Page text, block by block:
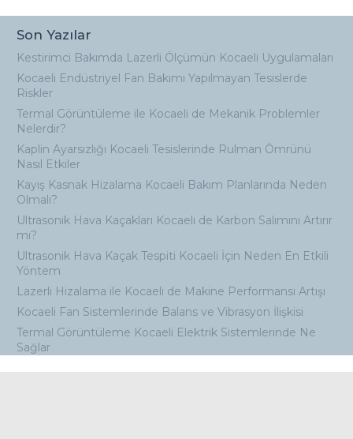
Son Yazılar
Kestirimci Bakımda Lazerli Ölçümün Kocaeli Uygulamaları
Kocaeli Endüstriyel Fan Bakımı Yapılmayan Tesislerde
Riskler
Termal Görüntüleme ile Kocaeli de Mekanik Problemler
Nelerdir?
Kaplin Ayarsızlığı Kocaeli Tesislerinde Rulman Ömrünü
Nasıl Etkiler
Kayış Kasnak Hizalama Kocaeli Bakım Planlarında Neden
Olmalı?
Ultrasonik Hava Kaçakları Kocaeli de Karbon Salımını Artırır
mı?
Ultrasonik Hava Kaçak Tespiti Kocaeli İçin Neden En Etkili
Yöntem
Lazerli Hizalama ile Kocaeli de Makine Performansı Artışı
Kocaeli Fan Sistemlerinde Balans ve Vibrasyon İlişkisi
Termal Görüntüleme Kocaeli Elektrik Sistemlerinde Ne
Sağlar